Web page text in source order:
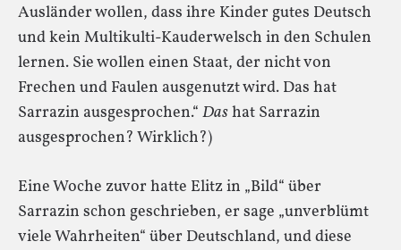
Ausländer wollen, dass ihre Kinder gutes Deutsch
und kein Multikulti-Kauderwelsch in den Schulen
lernen. Sie wollen einen Staat, der nicht von
Frechen und Faulen ausgenutzt wird. Das hat
Sarrazin ausgesprochen.“ Dashat Sarrazin
ausgesprochen? Wirklich?)
Eine Woche zuvor hatte Elitz in „Bild“ über
Sarrazin schon geschrieben, er sage „unverblümt
viele Wahrheiten“ über Deutschland, und diese